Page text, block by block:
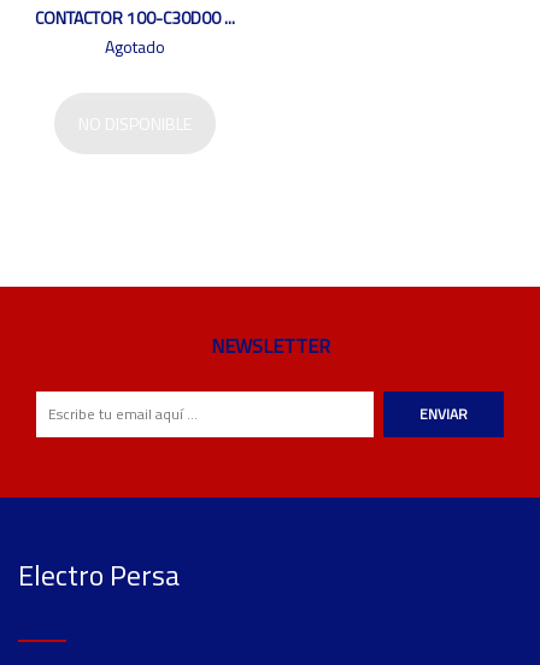
CONTACTOR 100-C30D00 ...
Agotado
NEWSLETTER
ENVIAR
Electro Persa